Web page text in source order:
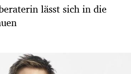
lässt sich in die